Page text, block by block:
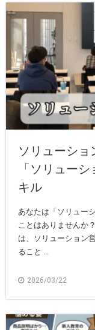
ソリューショ
「ソリュー
キル
あなたは「ソリュー
ことはありませんか
は、ソリューション
ること ...
2026/03/22